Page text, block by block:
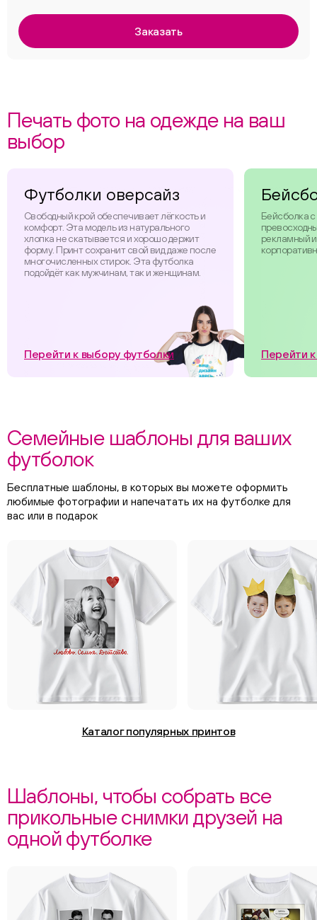
Заказать
Печать фото на одежде на ваш
выбор
Футболки оверсайз
Свободный крой обеспечивает лёгкость и
комфорт. Эта модель из натурального
хлопка не скатывается и хорошо держит
форму. Принт сохранит свой вид даже после
многочисленных стирок. Эта футболка
подойдёт как мужчинам, так и женщинам.
Перейти к выбору футболки
Бейсболка
рекламный
Перейти
Семейные шаблоны для ваших
футболок
Бесплатные шаблоны, в которых вы можете оформить
любимые фотографии и напечатать их на футболке для
вас или в подарок
Каталог популярных принтов
Шаблоны, чтобы собрать все
прикольные снимки друзей на
одной футболке